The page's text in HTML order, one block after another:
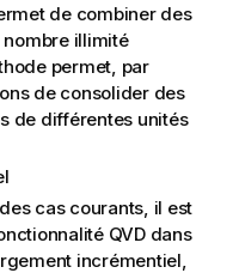
de combiner des
illimité
permet, par
de consolider des
de différentes unités
cas courants, il est
QVDdans
incrémentiel,